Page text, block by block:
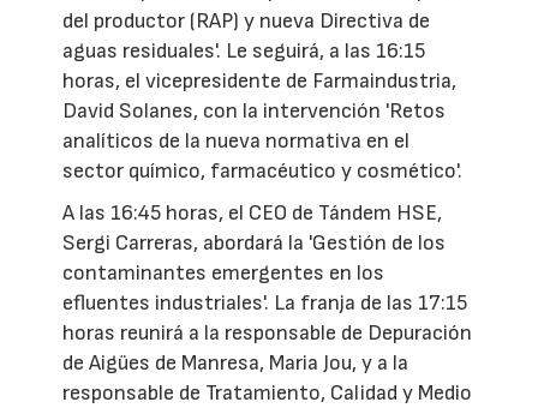
del productor (RAP) y nueva Directiva de
aguas residuales'. Le seguirá, a las 16:15
horas, el vicepresidente de Farmaindustria,
David Solanes, con la intervención 'Retos
analíticos de la nueva normativa en el
sector químico, farmacéutico y cosmético'.
A las 16:45 horas, el CEO de Tándem HSE,
Sergi Carreras, abordará la 'Gestión de los
contaminantes emergentes en los
efluentes industriales'. La franja de las 17:15
horas reunirá a la responsable de Depuración
de Aigües de Manresa, Maria Jou, y a la
responsable de Tratamiento, Calidad y Medio